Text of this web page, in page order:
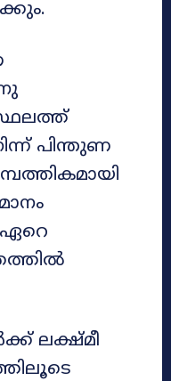
പിന്തുണ
ഏറെ
ലക്ഷ്മീ